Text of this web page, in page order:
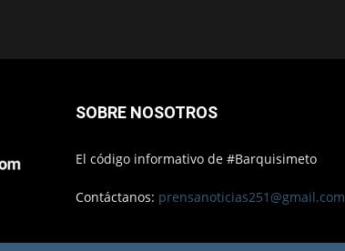
SOBRE NOSOTROS
El código informativo de #Barquisimeto
Contáctanos: prensanoticias251@gmail.com